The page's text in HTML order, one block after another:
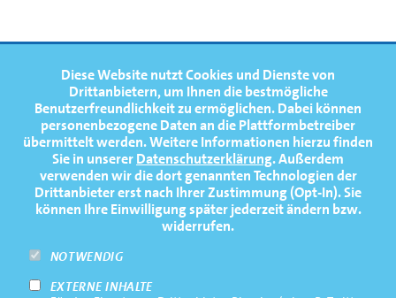
Diese Website nutzt Cookies und Dienste von
Drittanbietern, um Ihnen die bestmögliche
Benutzerfreundlichkeit zu ermöglichen.Dabei können
personenbezogene Daten an die Plattformbetreiber
übermittelt werden. Weitere Informationen hierzu finden
Sie in unsererDatenschutzerklärung. Außerdem
verwenden wir die dort genannten Technologien der
Drittanbieter erst nach Ihrer Zustimmung (Opt-In). Sie
können Ihre Einwilligung später jederzeit ändern bzw.
widerrufen.
NOTWENDIG
EXTERNE INHALTE
Stella Kreft
1 2
FOOTERNAVIGATION
NEWS
TERMINE
MEDIATHEK
PRESSE
FAQ
NEWSLETTER
Footernavigation